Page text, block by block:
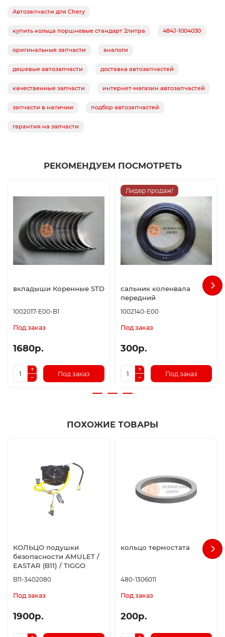
Автозапчасти для Chery
купить кольца поршневые стандарт 2литра 484J-1004030
оригинальные запчасти аналоги
дешевые автозапчасти доставка автозапчастей
качественные запчасти интернет-магазин автозапчастей
запчасти в наличии подбор автозапчастей
гарантия на запчасти
РЕКОМЕНДУЕМ ПОСМОТРЕТЬ
вкладыши Коренные STD
1002017-E00-B1
Под заказ
1680р.
Под заказ
Лидер продаж!
сальник коленвала
передний
1002140-E00
Под заказ
300р.
Под заказ
ПОХОЖИЕ ТОВАРЫ
КОЛЬЦО подушки
безопасности AMULET /
EASTAR (B11) / TIGGO
B11-3402080
Под заказ
1900р.
кольцо термостата
480-1306011
Под заказ
200р.